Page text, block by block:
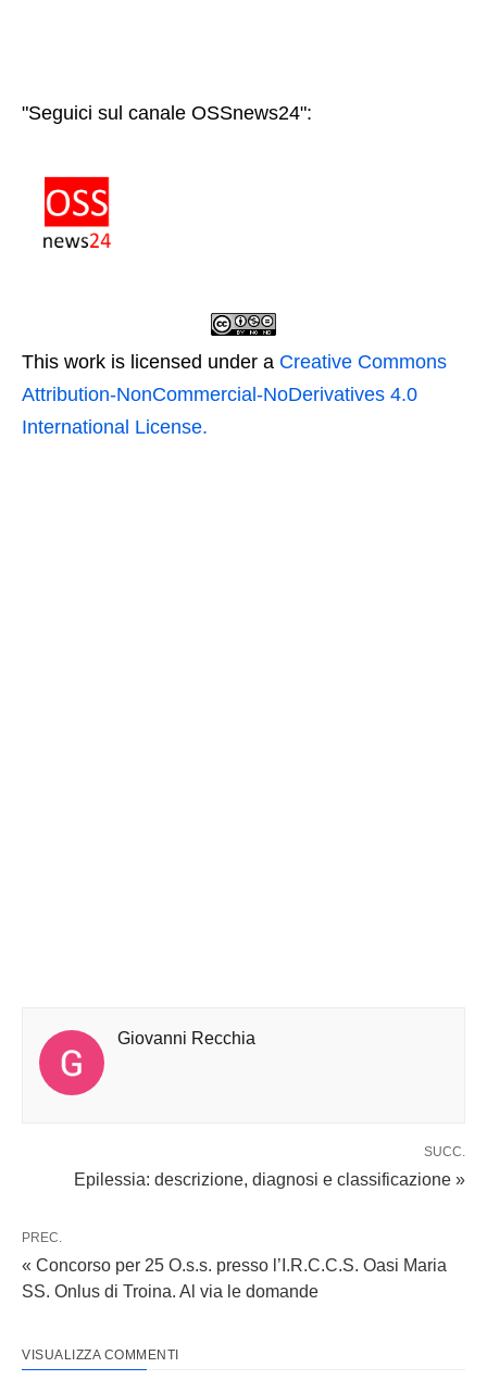
"Seguici sul canale OSSnews24":
This work is licensed under a Creative Commons
Attribution-NonCommercial-NoDerivatives 4.0
International License.
Giovanni Recchia
SUCC.
Epilessia: descrizione, diagnosi e classificazione »
PREC.
« Concorso per 25 O.s.s. presso l’I.R.C.C.S. Oasi Maria
SS. Onlus di Troina. Al via le domande
VISUALIZZA COMMENTI